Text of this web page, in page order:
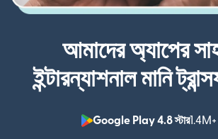
আমাদের অ্যাপের
ইন্টারন্যাশনাল মানি
Google Play 4.8 স্টার1.4M+